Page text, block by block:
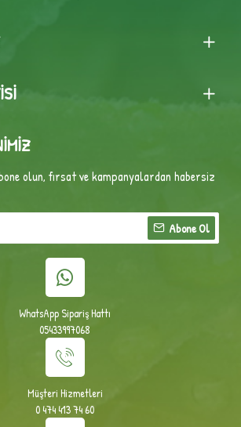
olun, fırsat ve kampanyalardan habersiz
Abone Ol
WhatsApp Sipariş Hattı
05433997068
Müşteri Hizmetleri
0 474 413 74 60